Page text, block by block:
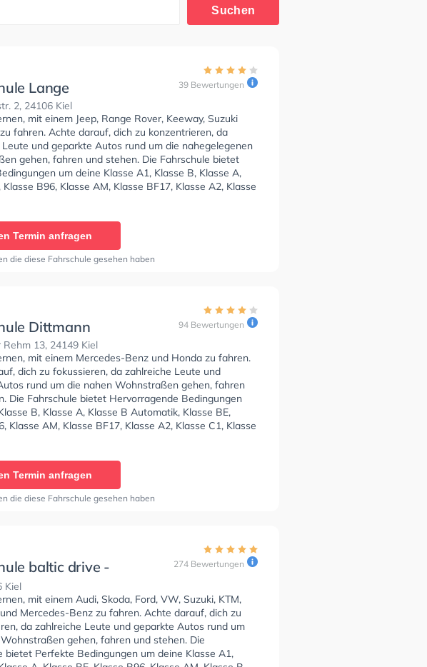
Suchen
Lange
2, 24106 Kiel
39 Bewertungen
mit einem Jeep, Range Rover, Keeway, Suzuki
fahren. Achte darauf, dich zu konzentrieren, da
und geparkte Autos rund um die nahegelegenen
gehen, fahren und stehen. Die Fahrschule bietet
um deine Klasse A1, Klasse B, Klasse A,
Klasse B96, Klasse AM, Klasse BF17, Klasse A2, Klasse
L, Klasse T und Mofa - Prüfbescheinigung zu erhalten.
auf die theoretische Prüfung.
Termin anfragen
die diese Fahrschule gesehen haben
Dittmann
Rehm 13, 24149 Kiel
94 Bewertungen
mit einem Mercedes-Benz und Honda zu fahren.
dich zu fokussieren, da zahlreiche Leute und
rund um die nahen Wohnstraßen gehen, fahren
Die Fahrschule bietet Hervorragende Bedingungen
B, Klasse A, Klasse B Automatik, Klasse BE,
Klasse AM, Klasse BF17, Klasse A2, Klasse C1, Klasse
C, Klasse CE, Klasse D, Klasse DE, Klasse L und Mofa
Termin anfragen
die diese Fahrschule gesehen haben
baltic drive -
Kiel
274 Bewertungen
mit einem Audi, Skoda, Ford, VW, Suzuki, KTM,
Mercedes-Benz zu fahren. Achte darauf, dich zu
da zahlreiche Leute und geparkte Autos rund um
gehen, fahren und stehen. Die
bietet Perfekte Bedingungen um deine Klasse A1,